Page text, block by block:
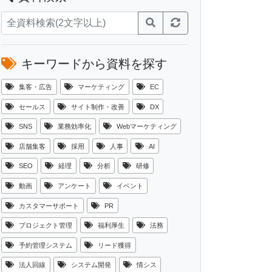
キーワードから資料を探す
集客・広告 マーケティング EC
セールス サイト制作・改善 DX
SNS 業務効率化 Webマーケティング
店舗集客 採用 人事 AI
SEO 経理 分析 研修
動画 アンケート イベント
カスタマーサポート PR
プロジェクト管理 福利厚生 法務
予約管理システム リード獲得
法人回線 システム開発 情シス